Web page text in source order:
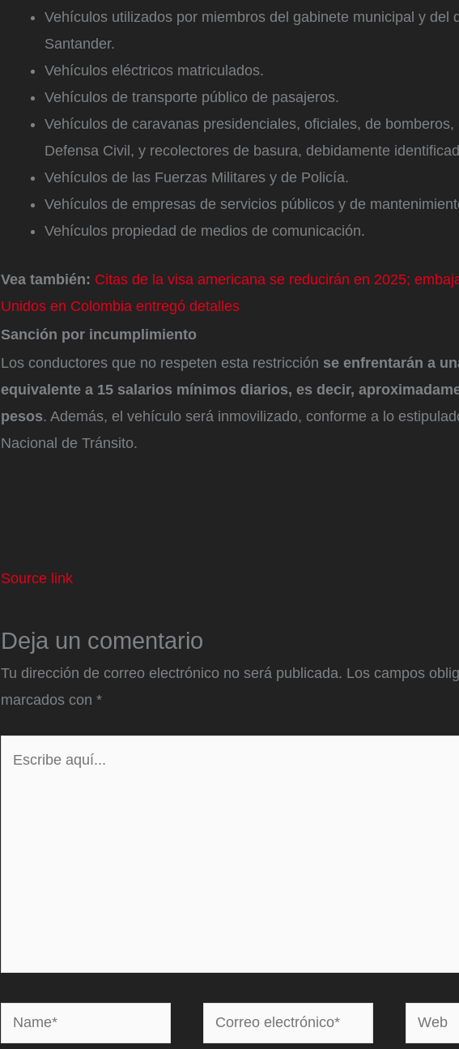
Vehículos utilizados por miembros del gabinete municipal y del
Santander.
Vehículos eléctricos matriculados.
Vehículos de transporte público de pasajeros.
Vehículos de caravanas presidenciales, oficiales, de bomberos,
Defensa Civil, y recolectores de basura, debidamente
Vehículos de las Fuerzas Militares y de Policía.
Vehículos de empresas de servicios públicos y de
Vehículos propiedad de medios de comunicación.
Vea también: Citas de la visa americana se reducirán en 2025;
Unidos en Colombia entregó detalles
Sanción por incumplimiento
Los conductores que no respeten esta restricción se enfrentarán a
equivalente a 15 salarios mínimos diarios, es decir,
pesos. Además, el vehículo será inmovilizado, conforme a lo
Nacional de Tránsito.
Source link
Deja un comentario
Tu dirección de correo electrónico no será publicada. Los campos
marcados con *
Name*
Correo
electrónico*
Web